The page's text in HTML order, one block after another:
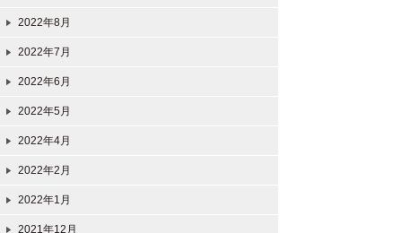
2022年8月
2022年7月
2022年6月
2022年5月
2022年4月
2022年2月
2022年1月
2021年12月